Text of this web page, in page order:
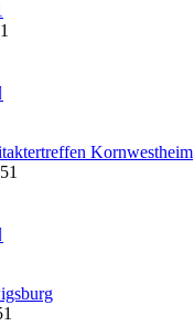
Kornwestheim